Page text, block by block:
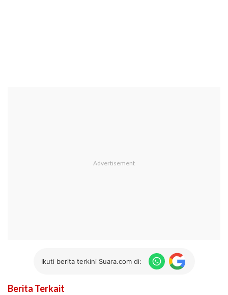
Ikuti berita terkini Suara.com di:
Berita Terkait